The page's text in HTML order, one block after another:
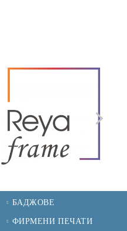
БАДЖОВЕ
ФИРМЕНИ ПЕЧАТИ